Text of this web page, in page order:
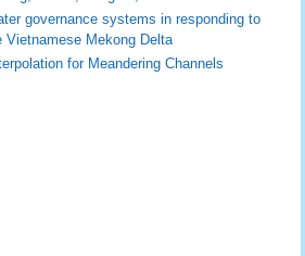
governance systems in responding to
Vietnamese Mekong Delta
for Meandering Channels